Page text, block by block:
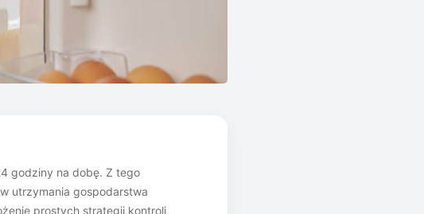
godziny na dobę. Z tego
utrzymania gospodarstwa
prostych strategii kontroli,